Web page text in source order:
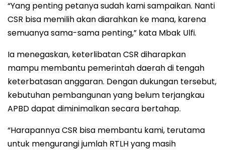
“Yang penting petanya sudah kami sampaikan. Nanti
CSR bisa memilih akan diarahkan ke mana, karena
semuanya sama-sama penting,” kata Mbak Ulfi.
Ia menegaskan, keterlibatan CSR diharapkan
mampu membantu pemerintah daerah di tengah
keterbatasan anggaran. Dengan dukungan tersebut,
kebutuhan pembangunan yang belum terjangkau
APBD dapat diminimalkan secara bertahap.
“Harapannya CSR bisa membantu kami, terutama
untuk mengurangi jumlah RTLH yang masih